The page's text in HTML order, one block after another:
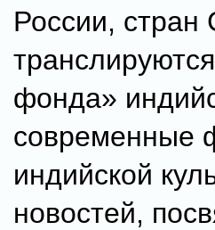
России,
фонда»
современные
индийской
новостей,